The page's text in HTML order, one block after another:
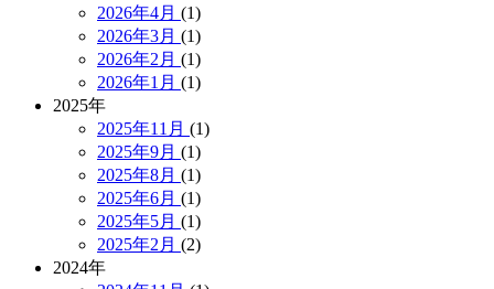
2026年4月 (1)
2026年3月 (1)
2026年2月 (1)
2026年1月 (1)
2025年
2025年11月 (1)
2025年9月 (1)
2025年8月 (1)
2025年6月 (1)
2025年5月 (1)
2025年2月 (2)
2024年